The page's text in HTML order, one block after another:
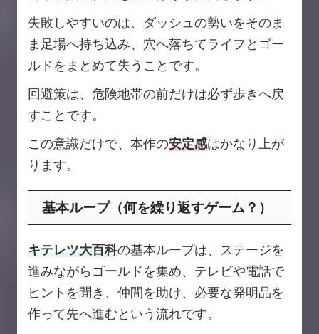
失敗しやすいのは、ダッシュの勢いをそのま
ま足場へ持ち込み、穴へ落ちてライフとゴー
ルドをまとめて失うことです。
回避策は、危険地帯の前だけは必ず歩きへ戻
すことです。
この意識だけで、本作の安定感はかなり上が
ります。
基本ループ（何を繰り返すゲーム？）
キテレツ大百科の基本ループは、ステージを
進みながらゴールドを集め、テレビや電話で
ヒントを聞き、仲間を助け、必要な発明品を
作って先へ進むという流れです。